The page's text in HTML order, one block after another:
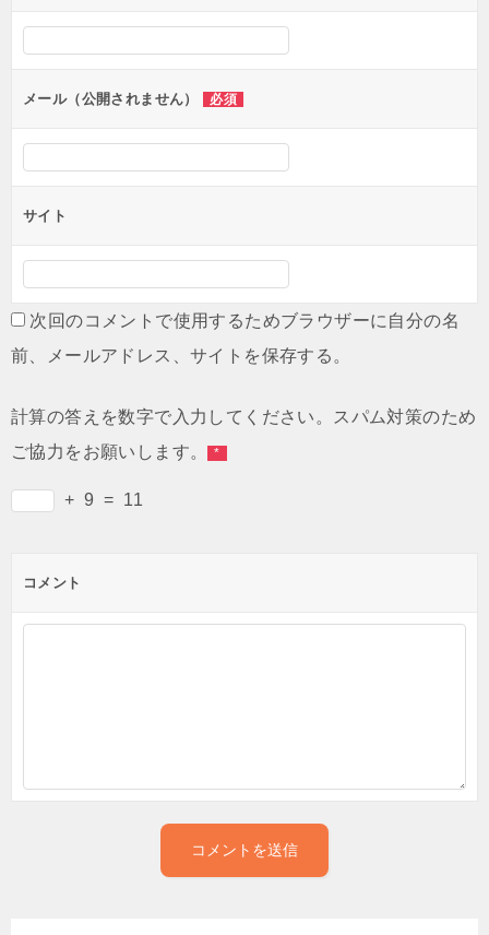
シ
ンメール（公開されません） 必須
サイト
次回のコメントで使用するためブラウザーに自分の名
前、メールアドレス、サイトを保存する。
計算の答えを数字で入力してください。スパム対策のため
ご協力をお願いします。 *
+ 9 = 11
コメント